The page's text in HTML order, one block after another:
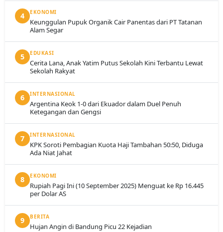
4 EKONOMI
Keunggulan Pupuk Organik Cair Panentas dari PT Tatanan
Alam Segar
5 EDUKASI
Cerita Lana, Anak Yatim Putus Sekolah Kini Terbantu Lewat
Sekolah Rakyat
6 INTERNASIONAL
Argentina Keok 1-0 dari Ekuador dalam Duel Penuh
Ketegangan dan Gengsi
7 INTERNASIONAL
KPK Soroti Pembagian Kuota Haji Tambahan 50:50, Diduga
Ada Niat Jahat
8 EKONOMI
Rupiah Pagi Ini (10 September 2025) Menguat ke Rp 16.445
per Dolar AS
9 BERITA
Hujan Angin di Bandung Picu 22 Kejadian